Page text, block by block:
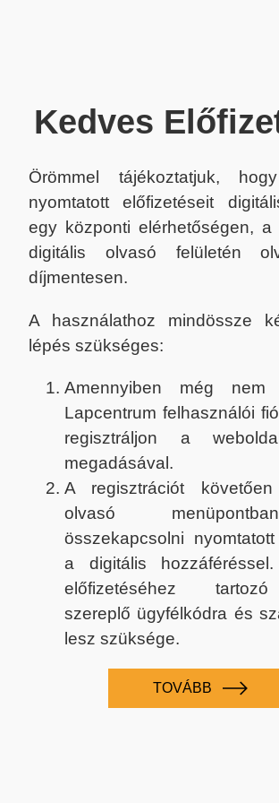
Kedves
Örömmel tájékoztatjuk,
nyomtatott előfizetéseit
egy központi elérhetőségen, a
digitális olvasó felületén
díjmentesen.
A használathoz mindössze
lépés szükséges:
Amennyiben még nem
Lapcentrum felhasználói
regisztráljon a
megadásával.
A regisztrációt
olvasó
összekapcsolni
a digitális
előfizetéséhez
szereplő ügyfélkódra és
lesz szüksége.
TOVÁBB